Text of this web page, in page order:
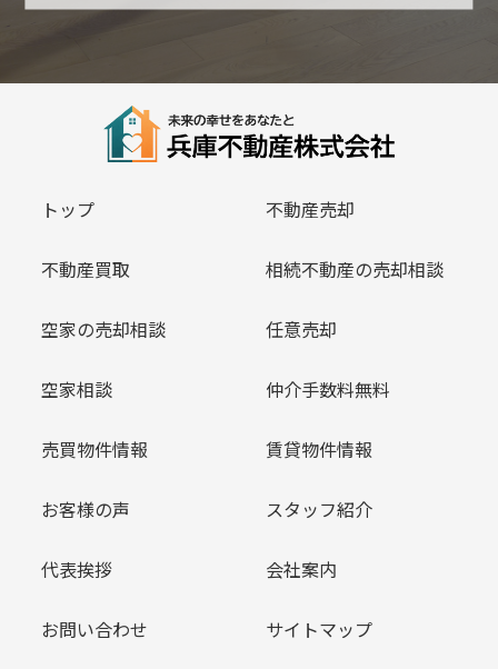
トップ 不動産売却
不動産買取 相続不動産の売却相談
空家の売却相談 任意売却
空家相談 仲介手数料無料
売買物件情報 賃貸物件情報
お客様の声 スタッフ紹介
代表挨拶 会社案内
お問い合わせ サイトマップ